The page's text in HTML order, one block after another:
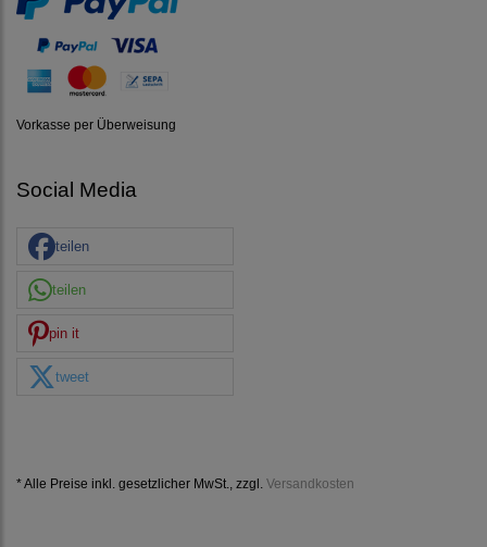
Vorkasse per Überweisung
Social Media
teilen
teilen
pin it
tweet
* Alle Preise inkl. gesetzlicher MwSt., zzgl. Versandkosten